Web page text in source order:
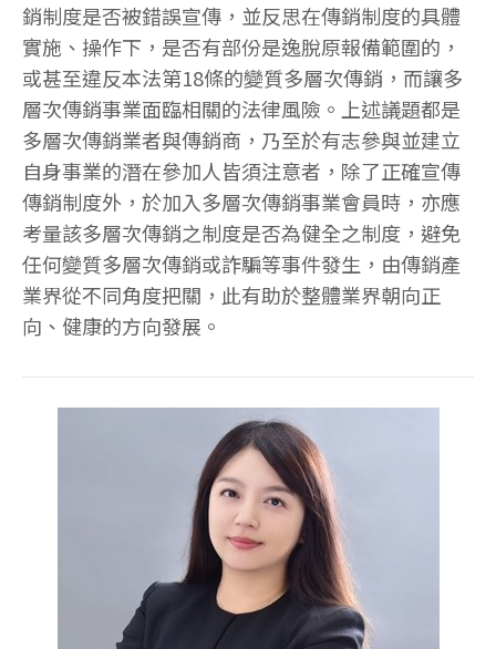
銷制度是否被錯誤宣傳，並反思在傳銷制度的具體
實施、操作下，是否有部份是逸脫原報備範圍的，
或甚至違反本法第18條的變質多層次傳銷，而讓多
層次傳銷事業面臨相關的法律風險。上述議題都是
多層次傳銷業者與傳銷商，乃至於有志參與並建立
自身事業的潛在參加人皆須注意者，除了正確宣傳
傳銷制度外，於加入多層次傳銷事業會員時，亦應
考量該多層次傳銷之制度是否為健全之制度，避免
任何變質多層次傳銷或詐騙等事件發生，由傳銷產
業界從不同角度把關，此有助於整體業界朝向正
向、健康的方向發展。